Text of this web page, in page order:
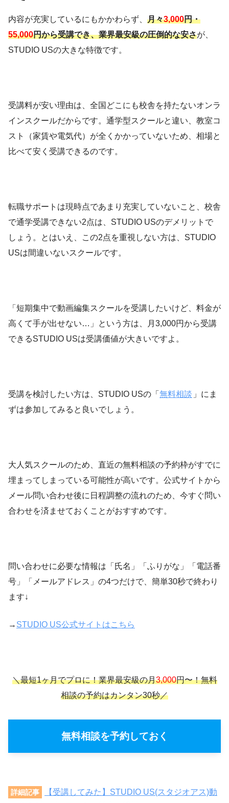
内容が充実しているにもかかわらず、 月々3,000円・
55,000円から受講でき、業界最安級の圧倒的な安さが、
STUDIO USの大きな特徴です。
受講料が安い理由は、全国どこにも校舎を持たないオンラ
インスクールだからです。通学型スクールと違い、教室コ
スト（家賃や電気代）が全くかかっていないため、相場と
比べて安く受講できるのです。
転職サポートは現時点であまり充実していないこと、校舎
で通学受講できない2点は、STUDIO USのデメリットで
しょう。とはいえ、この2点を重視しない方は、STUDIO
USは間違いないスクールです。
「短期集中で動画編集スクールを受講したいけど、料金が
高くて手が出せない…」という方は、月3,000円から受講
できるSTUDIO USは受講価値が大きいですよ。
受講を検討したい方は、STUDIO USの「 無料相談 」にま
ずは参加してみると良いでしょう。
大人気スクールのため、直近の無料相談の予約枠がすでに
埋まってしまっている可能性が高いです。公式サイトから
メール問い合わせ後に日程調整の流れのため、今すぐ問い
合わせを済ませておくことがおすすめです。
問い合わせに必要な情報は「氏名」「ふりがな」「電話番
号」「メールアドレス」の4つだけで、簡単30秒で終わり
ます↓
→ STUDIO US公式サイトはこちら
＼最短1ヶ月でプロに！業界最安級の月3,000円〜！無料
相談の予約はカンタン30秒／
無料相談を予約しておく
詳細記事
【受講してみた】STUDIO US(スタジオアス)動